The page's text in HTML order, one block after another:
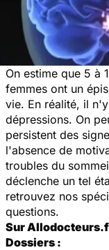
On estime que 5 à
femmes ont un
vie. En réalité, il
dépressions. On
persistent des
l'absence de
troubles du
déclenche un tel
retrouvez nos
questions.
Sur
Dossiers :